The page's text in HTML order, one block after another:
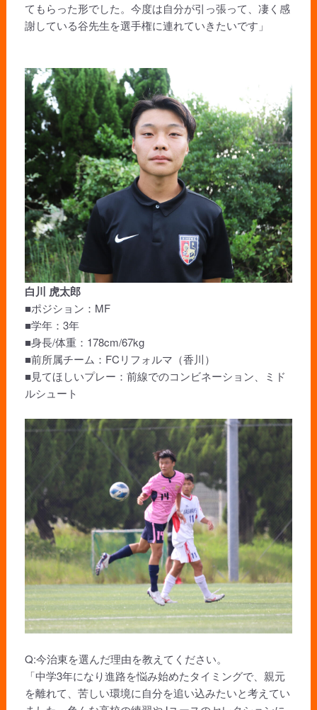
てもらった形でした。今度は自分が引っ張って、凄く感
謝している谷先生を選手権に連れていきたいです」
白川 虎太郎
■ポジション：MF
■学年：3年
■身長/体重：178cm/67kg
■前所属チーム：FCリフォルマ（香川）
■見てほしいプレー：前線でのコンビネーション、ミド
ルシュート
Q:今治東を選んだ理由を教えてください。
「中学3年になり進路を悩み始めたタイミングで、親元
を離れて、苦しい環境に自分を追い込みたいと考えてい